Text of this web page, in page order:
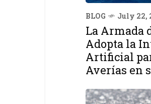
BLOG July 22,
La Armada
Adopta la
Artificial
Averías en